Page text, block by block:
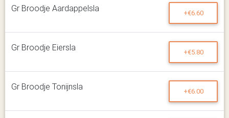
Gr Broodje Aardappelsla +€6.60
Gr Broodje Eiersla +€5.80
Gr Broodje Tonijnsla +€6.00